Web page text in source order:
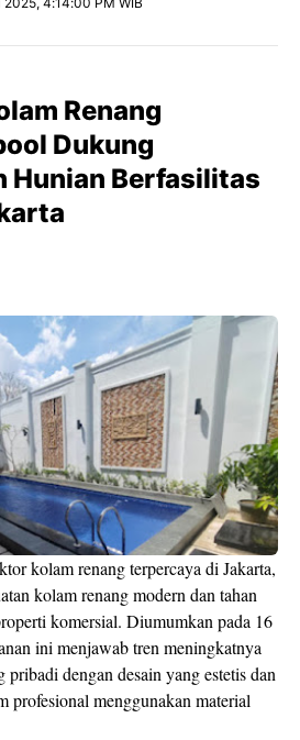
Renang
Dukung
Hunian Berfasilitas
kolam renang terpercaya di Jakarta,
kolam renang modern dan tahan
komersial. Diumumkan pada 16
ini menjawab tren meningkatnya
pribadi dengan desain yang estetis dan
profesional menggunakan material